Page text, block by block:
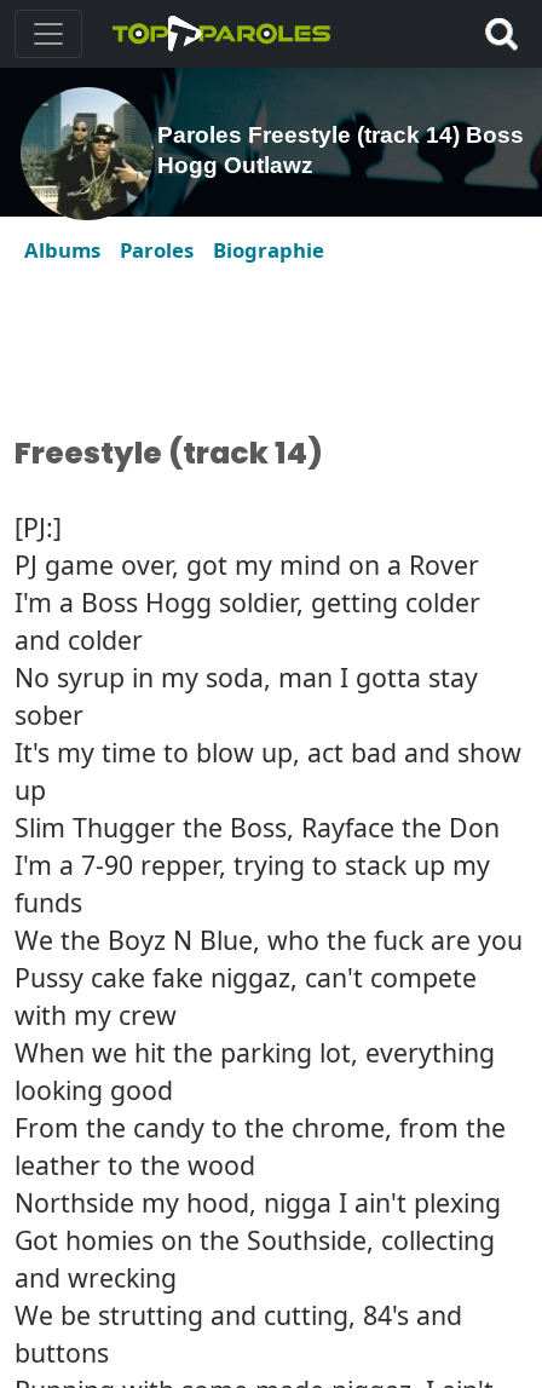
Paroles Freestyle (track 14) Boss
Hogg Outlawz
Albums Paroles Biographie
Freestyle (track 14)
[PJ:]
PJ game over, got my mind on a Rover
I'm a Boss Hogg soldier, getting colder
and colder
No syrup in my soda, man I gotta stay
sober
It's my time to blow up, act bad and show
up
Slim Thugger the Boss, Rayface the Don
I'm a 7-90 repper, trying to stack up my
funds
We the Boyz N Blue, who the fuck are you
Pussy cake fake niggaz, can't compete
with my crew
When we hit the parking lot, everything
looking good
From the candy to the chrome, from the
leather to the wood
Northside my hood, nigga I ain't plexing
Got homies on the Southside, collecting
and wrecking
We be strutting and cutting, 84's and
buttons